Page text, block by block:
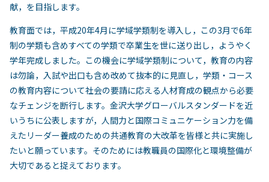
献，を目指します。
教育面では，平成20年4月に学域学類制を導入し，この3月で6年
制の学類も含めすべての学類で卒業生を世に送り出し，ようやく
学年完成しました。この機会に学域学類制について，教育の内容
は勿論，入試や出口も含め改めて抜本的に見直し，学類・コース
の教育内容について社会の要請に応える人材育成の観点から必要
なチェンジを断行します。金沢大学グローバルスタンダードを近
いうちに公表しますが，人間力と国際コミュニケーション力を備
えたリーダー養成のための共通教育の大改革を皆様と共に実施し
たいと願っています。そのためには教職員の国際化と環境整備が
大切であると捉えております。